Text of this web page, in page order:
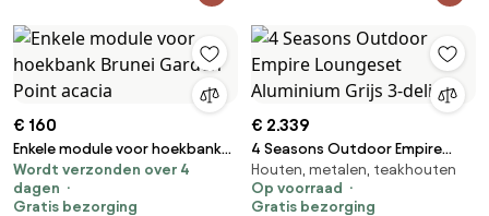
Tuinbank Grijs | 165cm | Incl.
kussens | Kees Smit
€ 160
Enkele module voor hoekbank
Brunei Garden Point acacia
Wordt verzonden over 4
dagen
Gratis bezorging
€ 2.339
4 Seasons Outdoor Empire
Loungeset Aluminium Grijs 3-
delig
Houten, metalen, teakhouten
Op voorraad
Gratis bezorging